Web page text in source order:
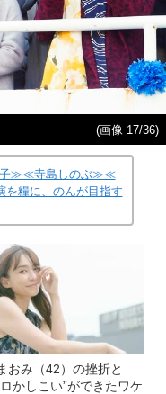
(画像 17/36)
≫≪寺島しのぶ≫≪
糧に、のんが目指す
おみ（42）の挫折と
かしこい”ができたワケ